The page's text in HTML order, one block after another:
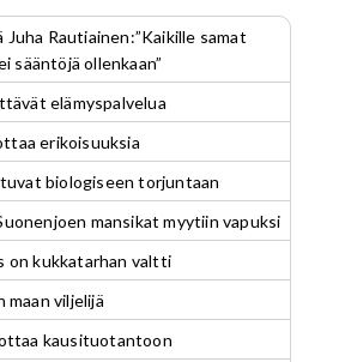
Juha Rautiainen:”Kaikille samat
sääntöjä ollenkaan”
elämyspalvelua
erikoisuuksia
biologiseen torjuntaan
mansikat myytiin vapuksi
on kukkatarhan valtti
maan viljelijä
kausituotantoon